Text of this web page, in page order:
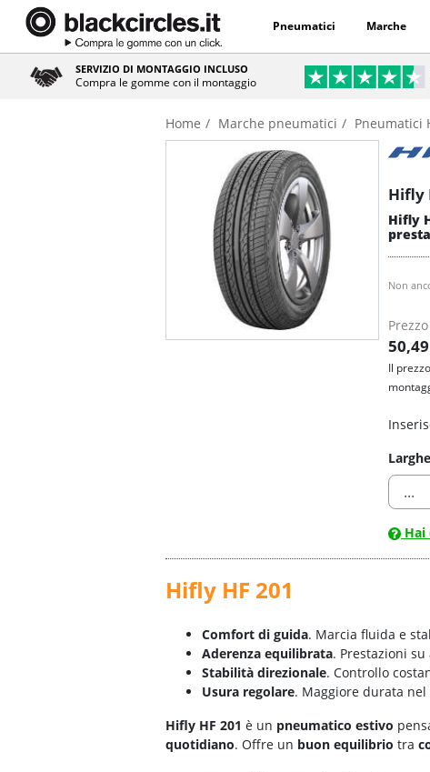
Pneumatici Marche
SERVIZIO DI MONTAGGIO INCLUSO
Compra le gomme con il montaggio
Home Marche pneumatici Pneumatici
Hifly
Hifly
Non
Il
Hai
Hifly HF 201
Comfort di guida. Marcia fluida e
Aderenza equilibrata. Prestazioni
Stabilità direzionale. Controllo
Usura regolare. Maggiore durata
Hifly HF 201 è un pneumatico estivo
quotidiano. Offre un buon equilibrio tra